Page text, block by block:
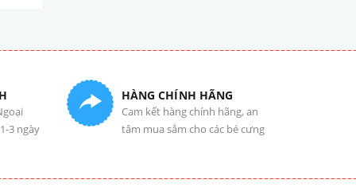
3 ngày
HÀNG CHÍNH HÃNG
Cam kết hàng chính hãng, an
tâm mua sắm cho các bé cưng